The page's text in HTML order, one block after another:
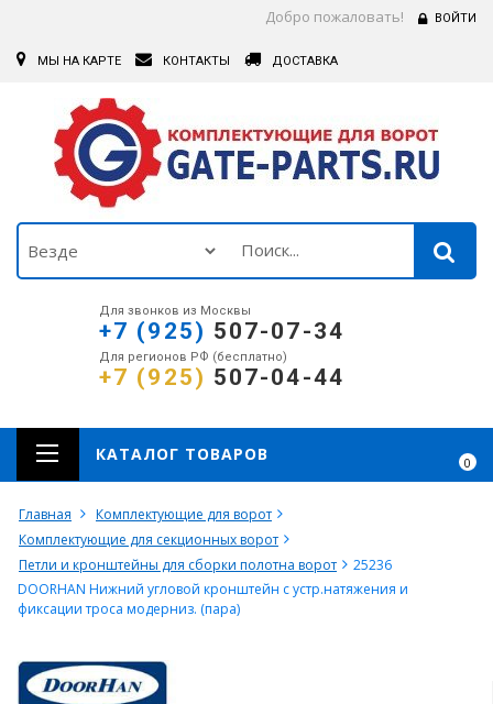
Добро пожаловать! ВОЙТИ
МЫ НА КАРТЕ КОНТАКТЫ ДОСТАВКА
Для звонков из Москвы
+7 (925) 507-07-34
Для регионов РФ (бесплатно)
+7 (925) 507-04-44
0
КАТАЛОГ ТОВАРОВ
Главная
Комплектующие для ворот
Комплектующие для секционных ворот
Петли и кронштейны для сборки полотна ворот
25236
DOORHAN Нижний угловой кронштейн с устр.натяжения и
фиксации троса модерниз. (пара)